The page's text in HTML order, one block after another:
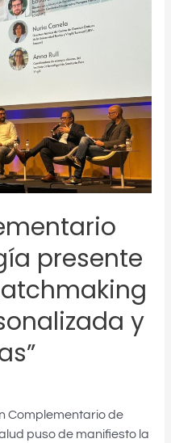
presente
y
Complementario de
puso de manifiesto la